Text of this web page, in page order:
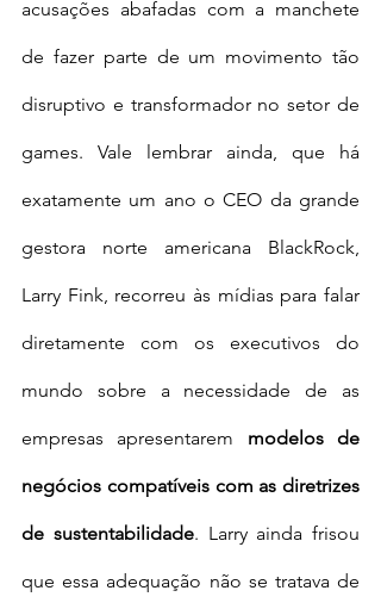
acusações abafadas com a manchete
de fazer parte de um movimento tão
disruptivo e transformador no setor de
games. Vale lembrar ainda, que há
exatamente um ano o CEO da grande
gestora norte americana BlackRock,
Larry Fink, recorreu às mídias para falar
diretamente com os executivos do
mundo sobre a necessidade de as
empresas apresentarem modelos de
negócios compatíveis com as diretrizes
de sustentabilidade. Larry ainda frisou
que essa adequação não se tratava de